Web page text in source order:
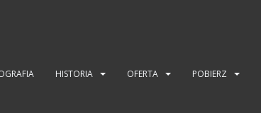
HISTORIA OFERTA POBIERZ